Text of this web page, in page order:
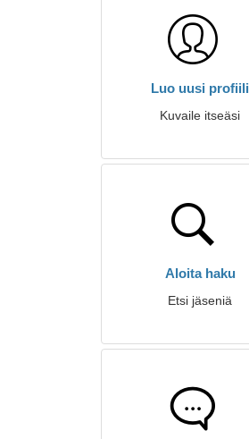
Luo uusi profiili
Kuvaile itseäsi
Aloita haku
Etsi jäseniä